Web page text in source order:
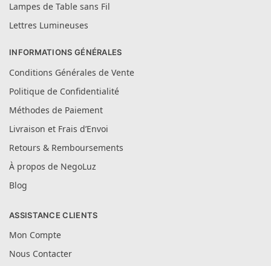
Lampes de Table sans Fil
Lettres Lumineuses
INFORMATIONS GÉNÉRALES
Conditions Générales de Vente
Politique de Confidentialité
Méthodes de Paiement
Livraison et Frais d’Envoi
Retours & Remboursements
À propos de NegoLuz
Blog
ASSISTANCE CLIENTS
Mon Compte
Nous Contacter